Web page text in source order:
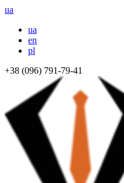
ua
ua
en
pl
+38 (096) 791-79-41